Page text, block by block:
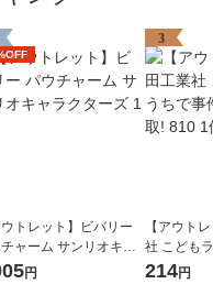
ウトレット】ビバリー
ャーム サンリオキャ
ーズ 1個
円
3
【アウト
社 こども
件!? 指紋を
214円